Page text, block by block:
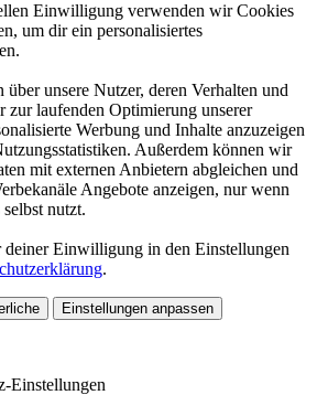
Einwilligung verwenden wir Cookies
um dir ein personalisiertes
unsere Nutzer, deren Verhalten und
zur laufenden Optimierung unserer
Werbung und Inhalte anzuzeigen
Außerdem können wir
mit externen Anbietern abgleichen und
Angebote anzeigen, nur wenn
nutzt.
Einwilligung in den Einstellungen
.
Einstellungen anpassen
Einstellungen